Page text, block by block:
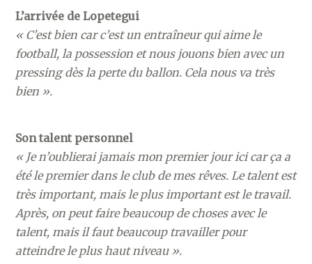
L’arrivée de Lopetegui
« C’est bien car c’est un entraîneur qui aime le
football, la possession et nous jouons bien avec un
pressing dès la perte du ballon. Cela nous va très
bien ».
Son talent personnel
« Je n’oublierai jamais mon premier jour ici car ça a
été le premier dans le club de mes rêves. Le talent est
très important, mais le plus important est le travail.
Après, on peut faire beaucoup de choses avec le
talent, mais il faut beaucoup travailler pour
atteindre le plus haut niveau ».